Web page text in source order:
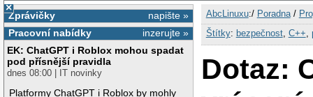
×
napište »
Zprávičky
inzerujte »
Pracovní nabídky
EK: ChatGPT i Roblox mohou spadat
pod přísnější pravidla
dnes 08:00 | IT novinky
Platformy ChatGPT i Roblox by mohly
AbcLinuxu:/ Poradna/
Štítky: bezpečnost, C++
Dotaz: